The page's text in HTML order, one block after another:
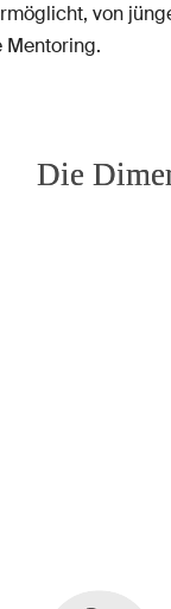
von
Mentoring.